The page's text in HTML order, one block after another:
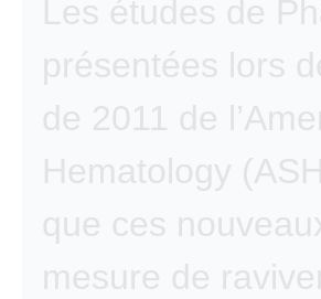
Les études de
présentées lors
de 2011 de
Hematology
que ces
mesure de